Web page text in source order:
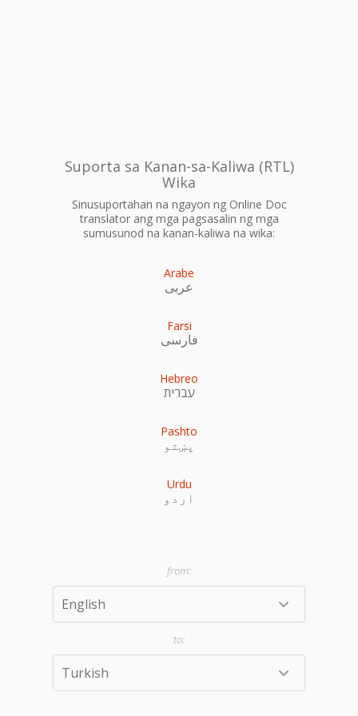
Suporta sa Kanan-sa-Kaliwa (RTL)
Wika
Sinusuportahan na ngayon ng Online Doc
translator ang mga pagsasalin ng mga
sumusunod na kanan-kaliwa na wika:
Arabe
عربى
Farsi
فارسی
Hebreo
עִברִית
Pashto
پښتو
Urdu
اردو